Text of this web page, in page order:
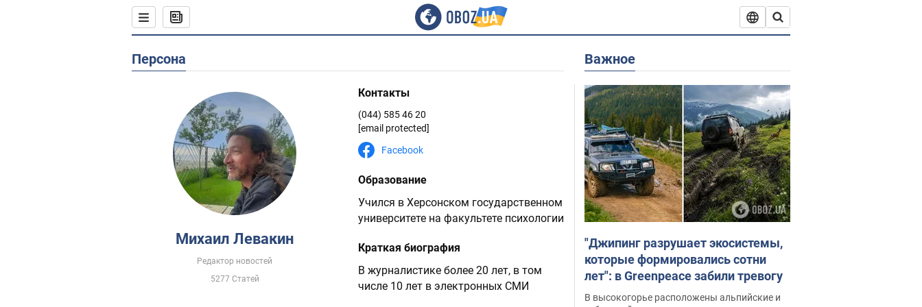
Персона
Михаил Левакин
Редактор новостей
5277 Статей
Контакты
(044) 585 46 20
[email protected]
Facebook
Образование
Учился в Херсонском государственном
университете на факультете психологии
Краткая биография
В журналистике более 20 лет, в том
числе 10 лет в электронных СМИ
Важное
"Джипинг разрушает экосистемы,
которые формировались сотни
лет": в Greenpeace забили тревогу
В высокогорье расположены альпийские и